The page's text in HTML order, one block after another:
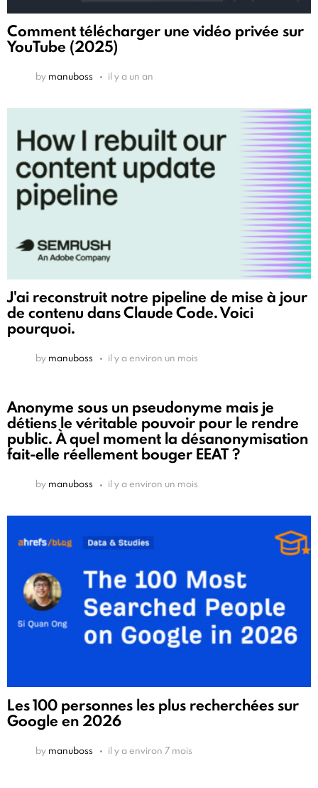
Comment télécharger une vidéo privée sur
YouTube (2025)
by manuboss il y a un an
J'ai reconstruit notre pipeline de mise à jour
de contenu dans Claude Code. Voici
pourquoi.
by manuboss il y a environ un mois
Anonyme sous un pseudonyme mais je
détiens le véritable pouvoir pour le rendre
public. À quel moment la désanonymisation
fait-elle réellement bouger EEAT ?
by manuboss il y a environ un mois
Les 100 personnes les plus recherchées sur
Google en 2026
by manuboss il y a environ 7 mois